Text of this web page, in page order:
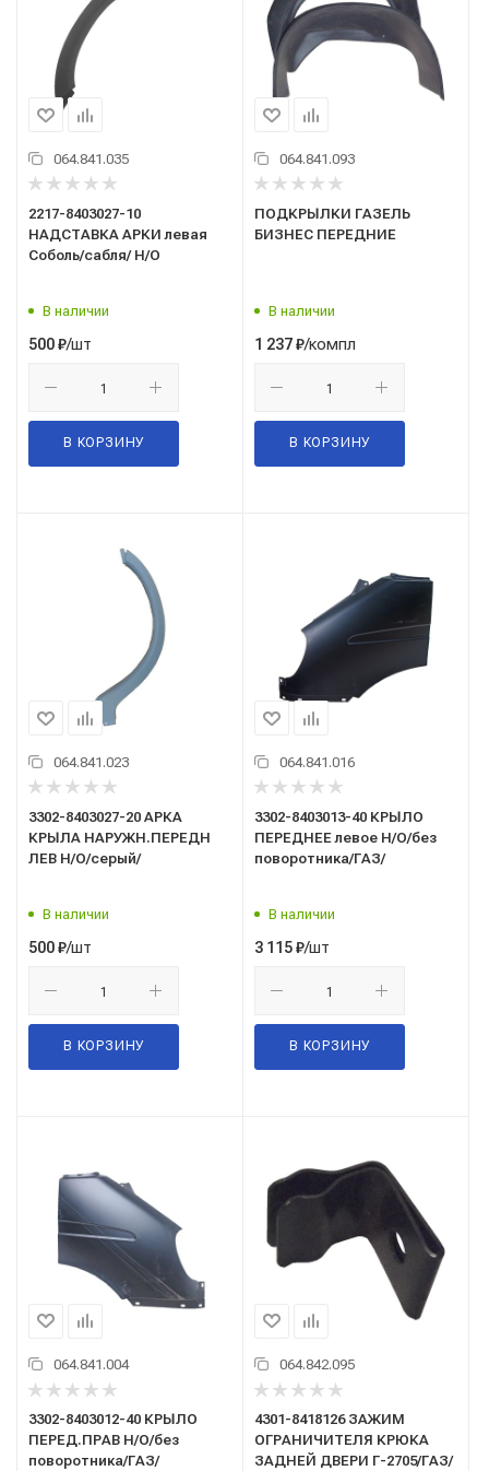
064.841.035
2217-8403027-10
НАДСТАВКА АРКИ левая
Соболь/сабля/ Н/О
В наличии
500₽/шт
В КОРЗИНУ
064.841.093
ПОДКРЫЛКИ ГАЗЕЛЬ
БИЗНЕС ПЕРЕДНИЕ
В наличии
1 237₽/компл
В КОРЗИНУ
064.841.023
3302-8403027-20 АРКА
КРЫЛА НАРУЖН.ПЕРЕДН
ЛЕВ Н/О/серый/
В наличии
500₽/шт
В КОРЗИНУ
064.841.016
3302-8403013-40 КРЫЛО
ПЕРЕДНЕЕ левое Н/О/без
поворотника/ГАЗ/
В наличии
3 115₽/шт
В КОРЗИНУ
064.841.004
3302-8403012-40 КРЫЛО
ПЕРЕД.ПРАВ Н/О/без
поворотника/ГАЗ/
064.842.095
4301-8418126 ЗАЖИМ
ОГРАНИЧИТЕЛЯ КРЮКА
ЗАДНЕЙ ДВЕРИ Г-2705/ГАЗ/